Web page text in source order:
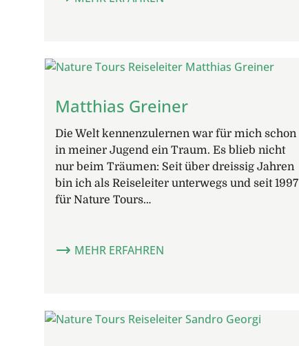
Matthias Greiner
Die Welt kennenzulernen war für mich schon
in meiner Jugend ein Traum. Es blieb nicht
nur beim Träumen: Seit über dreissig Jahren
bin ich als Reiseleiter unterwegs und seit 1997
für Nature Tours…
MEHR ERFAHREN